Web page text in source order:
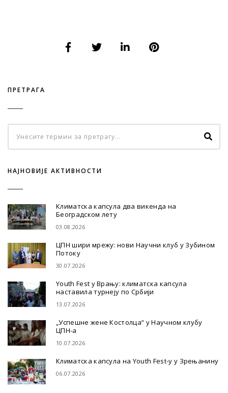
ПРЕТРАГА
НАЈНОВИЈЕ АКТИВНОСТИ
Климатска капсула два викенда на
Београдском лету
03.08.2026
ЦПН шири мрежу: нови Научни клуб у Зубином
Потоку
30.07.2026
Youth Fest у Врању: климатска капсула
наставила турнеју по Србији
13.07.2026
„Успешне жене Костолца“ у Научном клубу
ЦПН-а
10.07.2026
Климатска капсула на Youth Fest-у у Зрењанину
06.07.2026